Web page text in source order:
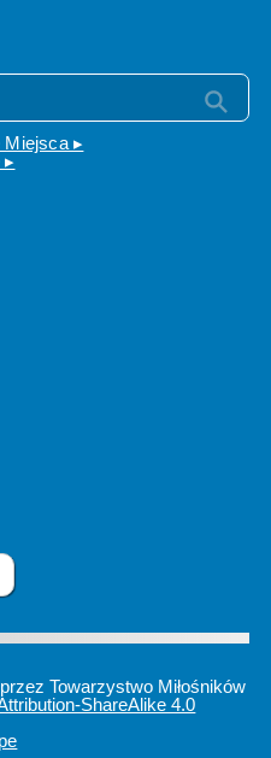
Miejsca ▸
▸
Towarzystwo Miłośników
ShareAlike 4.0